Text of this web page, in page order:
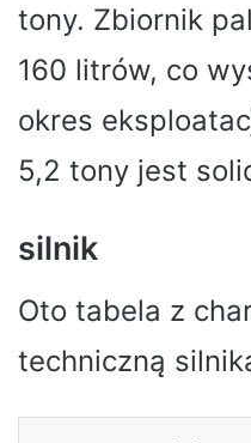
tony. Zbiornik
160 litrów, co
okres
5,2 tony jest
silnik
Oto tabela z
techniczną